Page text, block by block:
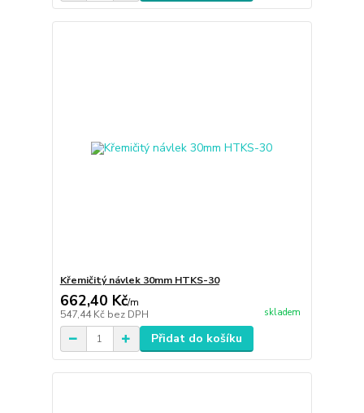
Křemičitý návlek 30mm HTKS-30
662,40 Kč/m
547,44 Kč bez DPH skladem
Přidat do košíku